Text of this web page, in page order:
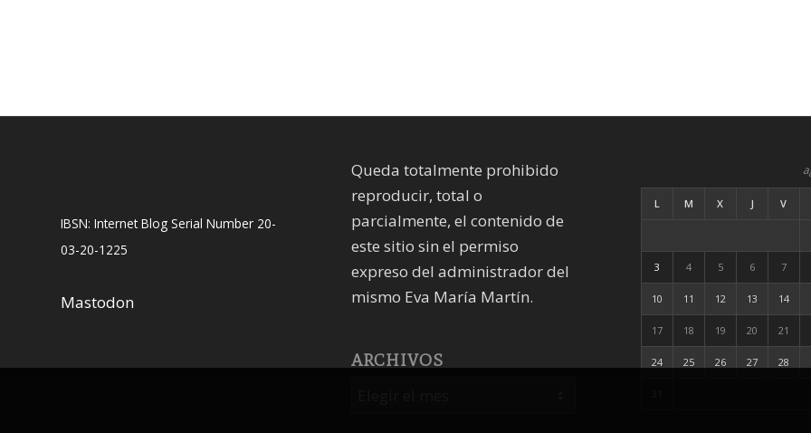
IBSN: Internet Blog Serial Number 20-
03-20-1225
Mastodon
Queda totalmente prohibido
reproducir, total o
parcialmente, el contenido de
este sitio sin el permiso
expreso del administrador del
mismo Eva María Martín.
ARCHIVOS
L M X J V
3 4 5 6 7
10 11 12 13 14
17 18 19 20 21
24 25 26 27 28